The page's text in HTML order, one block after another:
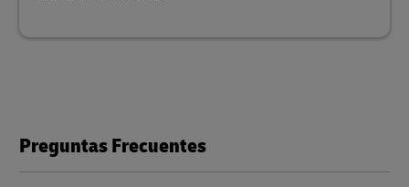
Preguntas Frecuentes